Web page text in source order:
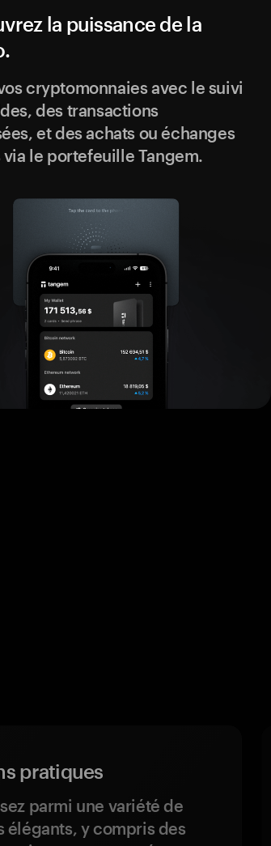
la puissance de la
cryptomonnaies avec le suivi
des transactions
et des achats ou échanges
le portefeuille Tangem.
pratiques
parmi une variété de
élégants, y compris des